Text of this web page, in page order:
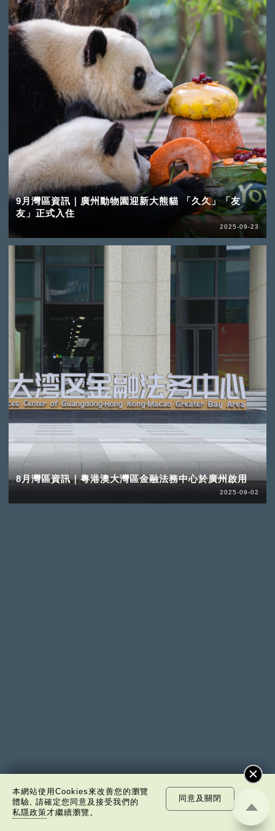
9月灣區資訊｜廣州動物園迎新大熊貓 「久久」「友
友」正式入住
2025-09-23
8月灣區資訊｜粵港澳大灣區金融法務中心於廣州啟用
2025-09-02
本網站使用Cookies來改善您的瀏覽
體驗, 請確定您同意及接受我們的
私隱政策才繼續瀏覽。
同意及關閉